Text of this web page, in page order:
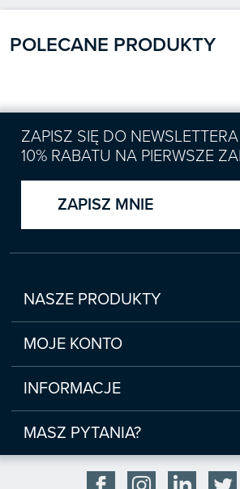
POLECANE PRODUKTY
ZAPISZ SIĘ DO
10% RABATU NA PIERWSZE
ZAPISZ MNIE
NASZE PRODUKTY
Nowości
Zapowiedzi
Bestsellery
Czasopisma
Webinaria/Szkolenia
Prawo Pracy i ZUS
Podatki
INFORLEX
MOJE KONTO
Moje konto
Moje produkty
Historia zakupów
Moje zgody
INFORMACJE
Regulamin sklepu internetowego
(www.sklep.infor.pl)
Płatność
Bezpieczeństwo
MASZ PYTANIA?
 bok@infor.pl
801 626 666